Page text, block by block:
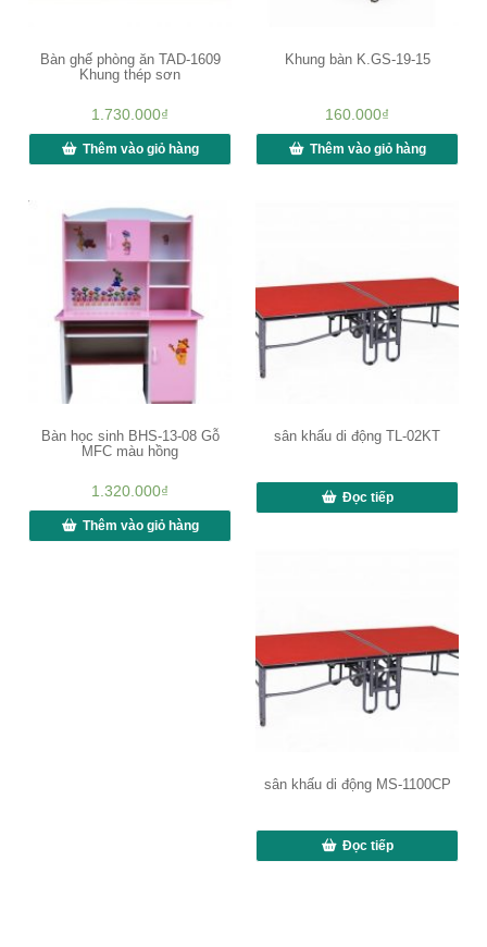
Bàn ghế phòng ăn TAD-1609
Khung thép sơn
1.730.000₫
Thêm vào giỏ hàng
Khung bàn K.GS-19-15
160.000₫
Thêm vào giỏ hàng
Bàn học sinh BHS-13-08 Gỗ
MFC màu hồng
1.320.000₫
Thêm vào giỏ hàng
sân khấu di động TL-02KT
Đọc tiếp
sân khấu di động MS-1100CP
Đọc tiếp